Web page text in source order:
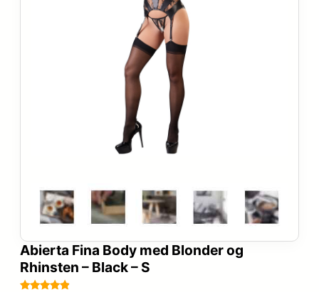
Abierta Fina Body med Blonder og
Rhinsten – Black – S